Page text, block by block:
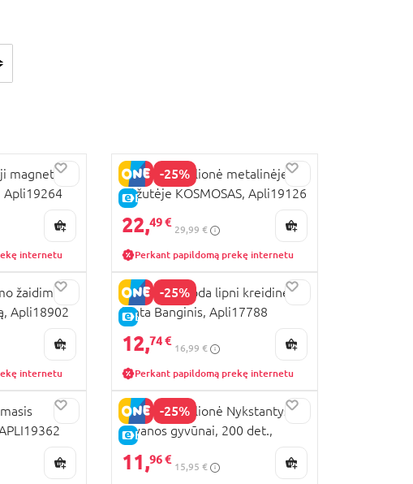
magnetinė
Apli19264
internetu
-25%
E-KAINA
APLI KIDS dėlionė metalinėje
dėžutėje KOSMOSAS, Apli19126
22,49 €
29,99 €
Perkant papildomą prekę internetu
žaidimas
Apli18902
internetu
-25%
E-KAINA
APLI KIDS juoda lipni kreidinė
lenta Banginis, Apli17788
12,74 €
16,99 €
Perkant papildomą prekę internetu
-25%
E-KAINA
APLI KIDS dėlionė Nykstantys
savanos gyvūnai, 200 det.,
APLI19697
11,96 €
15,95 €